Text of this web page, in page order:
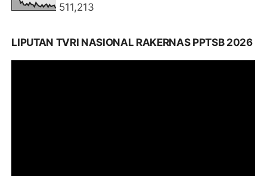
511,213
LIPUTAN TVRI NASIONAL RAKERNAS PPTSB 2026